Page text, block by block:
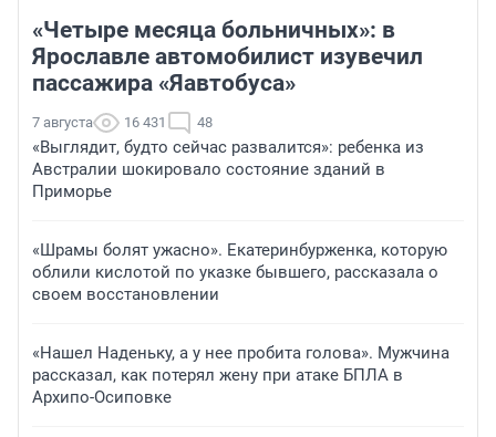
«Четыре месяца больничных»: в
Ярославле автомобилист изувечил
пассажира «Яавтобуса»
7 августа 16 431 48
«Выглядит, будто сейчас развалится»: ребенка из
Австралии шокировало состояние зданий в
Приморье
«Шрамы болят ужасно». Екатеринбурженка, которую
облили кислотой по указке бывшего, рассказала о
своем восстановлении
«Нашел Наденьку, а у нее пробита голова». Мужчина
рассказал, как потерял жену при атаке БПЛА в
Архипо-Осиповке